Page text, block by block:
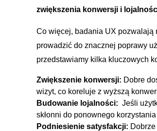
zwiększenia konwersji​ i
Co​ więcej, badania UX pozwalają
prowadzić do‌ znacznej poprawy
przedstawiamy ⁤kilka kluczowych
Zwiększenie ​konwersji: Dobre
wizyt, co ‍koreluje z ​wyższą
Budowanie ⁤lojalności:
Jeśli⁢
skłonni do ponownego
Podniesienie satysfakcji: